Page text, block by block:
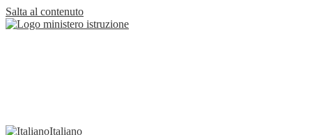
Salta al contenuto
Italiano